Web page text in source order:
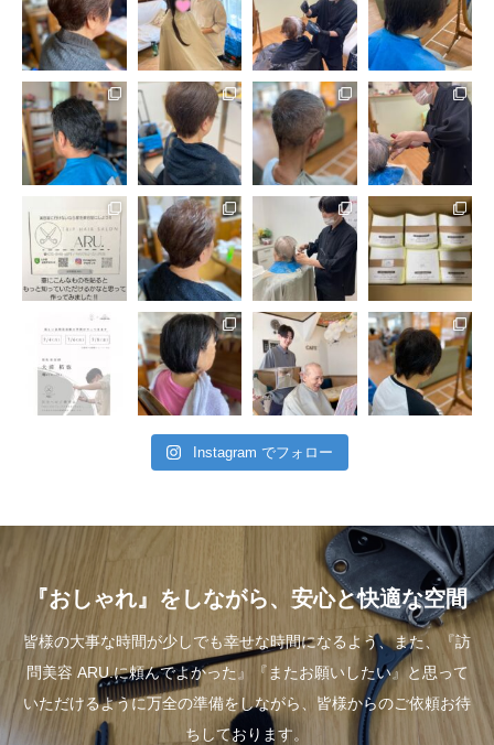
Instagram でフォロー
『おしゃれ』をしながら、安心と快適な空間
皆様の大事な時間が少しでも幸せな時間になるよう、また、『訪
問美容 ARU.に頼んでよかった』『またお願いしたい』と思って
いただけるように万全の準備をしながら、皆様からのご依頼お待
ちしております。